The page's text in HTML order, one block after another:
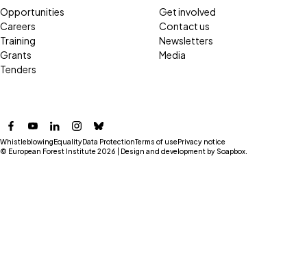
Facebook
YouTubeLinkedInInstagram
Bluesky
Opportunities
Careers
Training
Grants
Tenders
Get involved
Contact us
Newsletters
Media
© European Forest Institute 2026 | Design and development by Soapbox
WhistleblowingEqualityData ProtectionTerms of usePrivacy notice